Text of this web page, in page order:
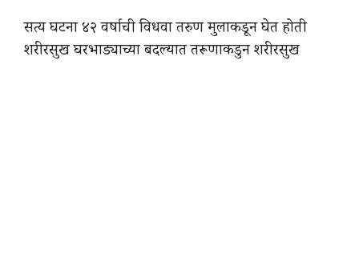
सत्य घटना ४२ वर्षाची विधवा तरुण मुलाकडून घेत होती
शरीरसुख घरभाड्याच्या बदल्यात तरूणाकडुन शरीरसुख